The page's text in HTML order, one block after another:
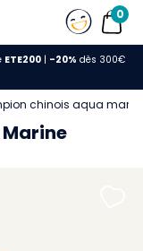
0
ETE200| -20% dès 300€
chinois aqua